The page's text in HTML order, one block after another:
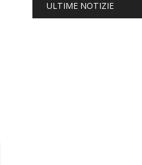
ULTIME NOTIZIE